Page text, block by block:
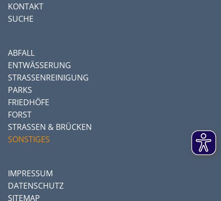
KONTAKT
SUCHE
ABFALL
ENTWÄSSERUNG
STRASSENREINIGUNG
PARKS
FRIEDHÖFE
FORST
STRASSEN & BRÜCKEN
SONSTIGES
IMPRESSUM
DATENSCHUTZ
SITEMAP